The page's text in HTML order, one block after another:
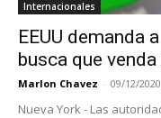
Internacionales
EEUU demanda
busca que
Marlon Chavez - 09/12/2020
Nueva York - Las